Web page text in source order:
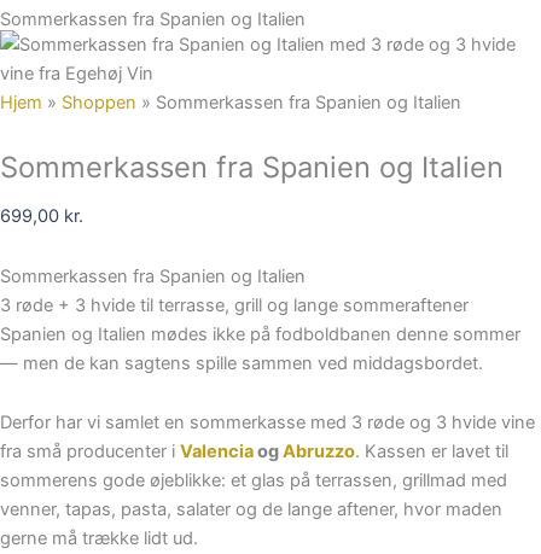
Sommerkassen fra Spanien og Italien
Hjem » Shoppen » Sommerkassen fra Spanien og Italien
Sommerkassen fra Spanien og Italien
699,00 kr.
Sommerkassen fra Spanien og Italien
3 røde + 3 hvide til terrasse, grill og lange sommeraftener
Spanien og Italien mødes ikke på fodboldbanen denne sommer
— men de kan sagtens spille sammen ved middagsbordet.
Derfor har vi samlet en sommerkasse med 3 røde og 3 hvide vine
fra små producenter i ValenciaogAbruzzo. Kassen er lavet til
sommerens gode øjeblikke: et glas på terrassen, grillmad med
venner, tapas, pasta, salater og de lange aftener, hvor maden
gerne må trække lidt ud.